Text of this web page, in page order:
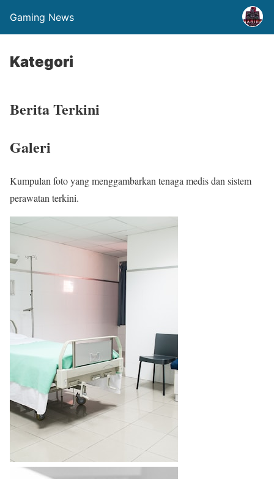
Gaming News
Kategori
Berita Terkini
Galeri
Kumpulan foto yang menggambarkan tenaga medis dan sistem
perawatan terkini.